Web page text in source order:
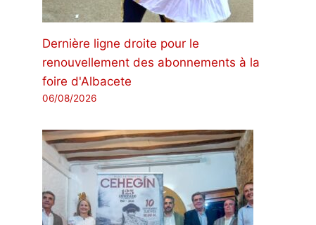
Dernière ligne droite pour le
renouvellement des abonnements à la
foire d'Albacete
06/08/2026